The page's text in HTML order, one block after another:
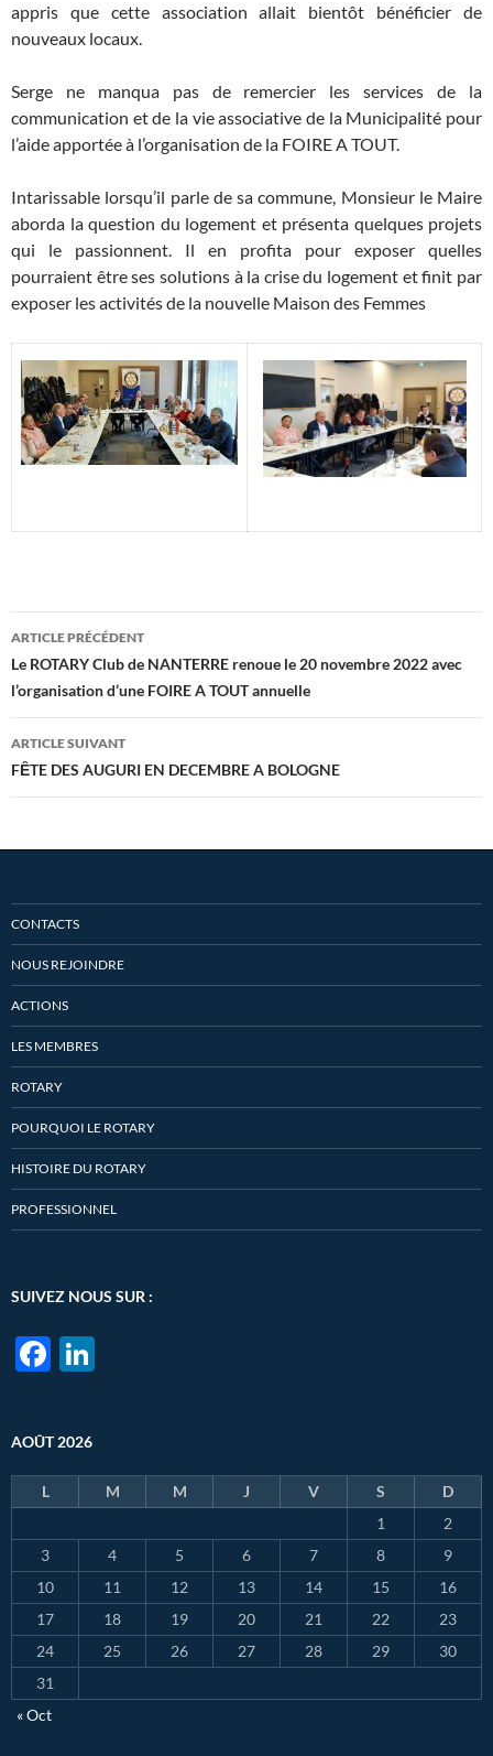
appris que cette association allait bientôt bénéficier de
nouveaux locaux.
Serge ne manqua pas de remercier les services de la
communication et de la vie associative de la Municipalité pour
l’aide apportée à l’organisation de la FOIRE A TOUT.
Intarissable lorsqu’il parle de sa commune, Monsieur le Maire
aborda la question du logement et présenta quelques projets
qui le passionnent. Il en profita pour exposer quelles
pourraient être ses solutions à la crise du logement et finit par
exposer les activités de la nouvelle Maison des Femmes
Navigation
des
articles
ARTICLE PRÉCÉDENT
Le ROTARY Club de NANTERRE renoue le 20 novembre 2022 avec
l’organisation d’une FOIRE A TOUT annuelle
ARTICLE SUIVANT
FȆTE DES AUGURI EN DECEMBRE A BOLOGNE
CONTACTS
NOUS REJOINDRE
ACTIONS
LES MEMBRES
ROTARY
POURQUOI LE ROTARY
HISTOIRE DU ROTARY
PROFESSIONNEL
SUIVEZ NOUS SUR :
F
b
o
k
dI
n
AOÛT 2026
L M M J V S
D
1
2
3
4 5 6 7 8
9
10
11 12 13 14 15
16
17
18 19 20 21 22
23
24
25 26 27 28 29
30
31
« Oct